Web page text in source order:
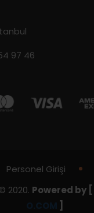
97 46
Personel Girişi
2020. Powered by [
]